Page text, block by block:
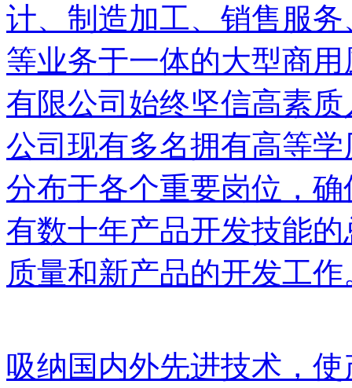
计、制造加工、销售服
等业务于一体的大型商
有限公司始终坚信高素
公司现有多名拥有高等
分布于各个重要岗位，
有数十年产品开发技能
质量和新产品的开发工作
吸纳国内外先进技术，